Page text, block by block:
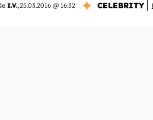
I.V.,25.03.2016 @ 16:32 CELEBRITY